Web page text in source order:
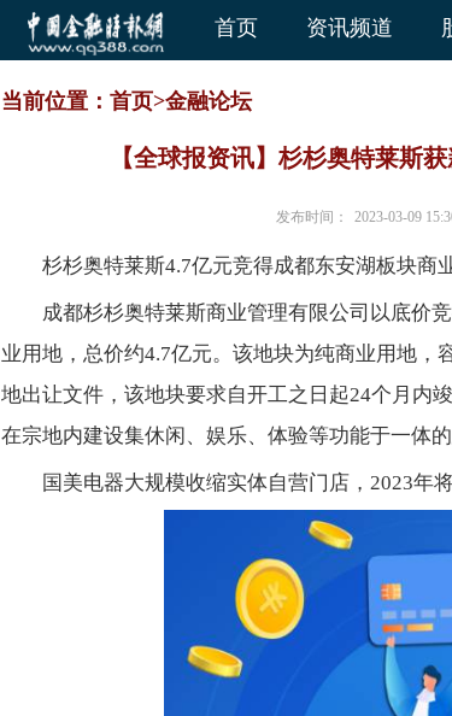
首页 资讯频道
当前位置： 首页>金融论坛
【全球报资讯】杉杉奥特莱斯
发布时间： 2023-03-09
杉杉奥特莱斯4.7亿元竞得成都东安湖板块商
成都杉杉奥特莱斯商业管理有限公司以底价
业用地，总价约4.7亿元。该地块为纯商业用地，
地出让文件，该地块要求自开工之日起24个月内
在宗地内建设集休闲、娱乐、体验等功能于一体的
国美电器大规模收缩实体自营门店，2023年